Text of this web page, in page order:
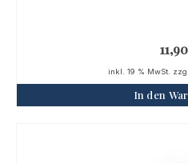
11,90
inkl. 19 % MwSt.
In den